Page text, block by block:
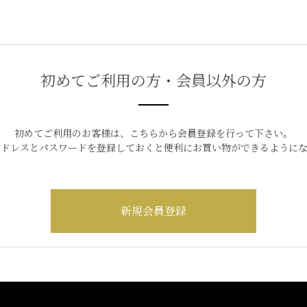
初めてご利用の方・会員以外の方
初めてご利用のお客様は、こちらから会員登録を行って下さい。
レスとパスワードを登録しておくと便利にお買い物ができるように